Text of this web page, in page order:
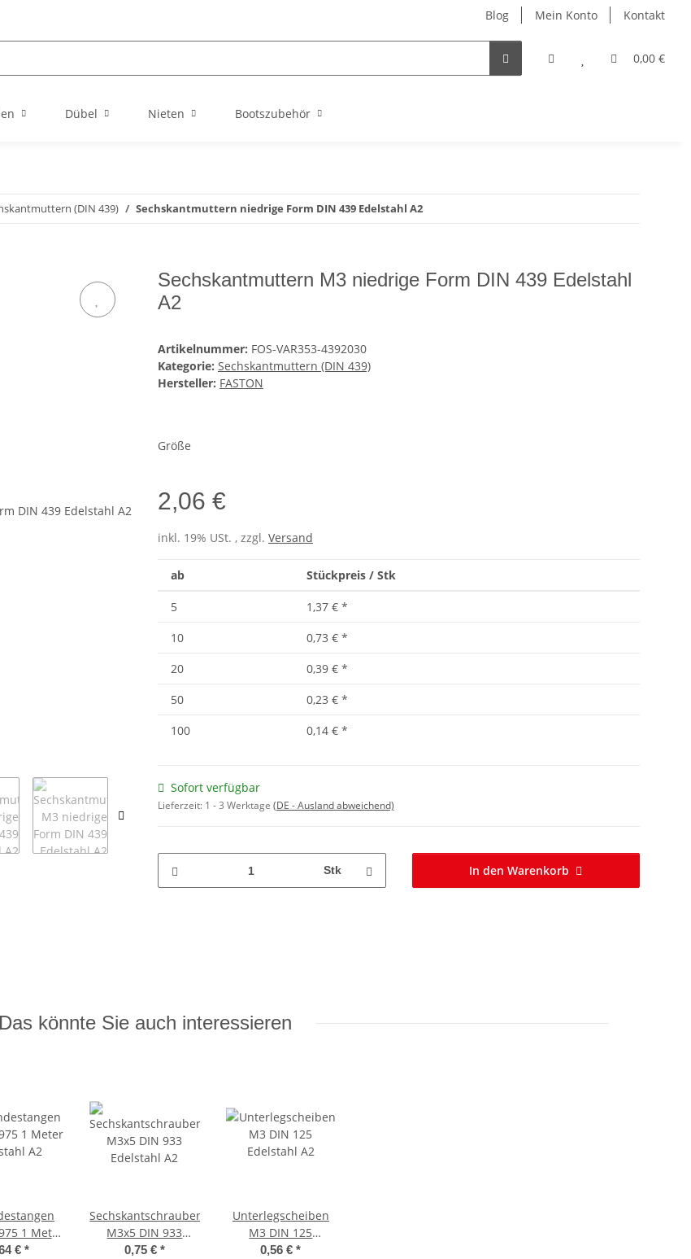
Blog Mein Konto Kontakt
0,00 €
Dübel Nieten Bootszubehör
(DIN 439) Sechskantmuttern niedrige Form DIN 439 Edelstahl A2
Sechskantmuttern M3 niedrige Form DIN 439 Edelstahl
A2
Artikelnummer: FOS-VAR353-4392030
Kategorie: Sechskantmuttern (DIN 439)
Hersteller: FASTON
Größe
2,06 €
inkl. 19% USt. , zzgl. Versand
ab Stückpreis / Stk
5 1,37 € *
10
0,73 € *
20
0,39 € *
50
0,23 € *
100
0,14 € *
Sofort verfügbar
Lieferzeit: 1 - 3 Werktage (DE - Ausland abweichend)
Stk In den Warenkorb
Das könnte Sie auch interessieren
1 Meter
A2
€ *
Sechskantschrauben
M3x5 DIN 933
Edelstahl A2
0,75 € *
Unterlegscheiben
M3 DIN 125
Edelstahl A2
0,56 €*